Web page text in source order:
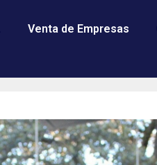
Venta de Empresas